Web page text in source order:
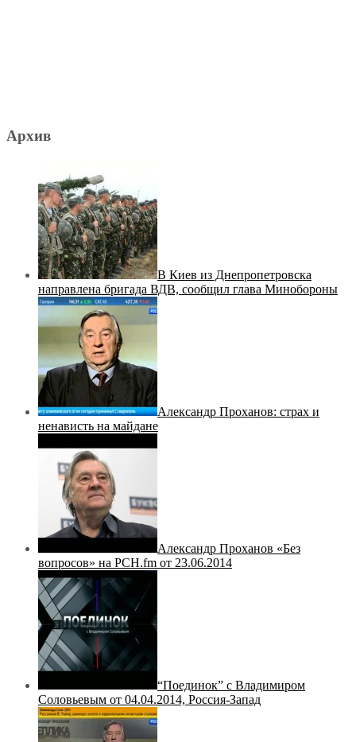
Архив
В Киев из Днепропетровска
направлена бригада ВДВ, сообщил глава Минобороны
Александр Проханов: страх и
ненависть на майдане
Александр Проханов «Без
вопросов» на РСН.fm от 23.06.2014
“Поединок” с Владимиром
Соловьевым от 04.04.2014, Россия-Запад